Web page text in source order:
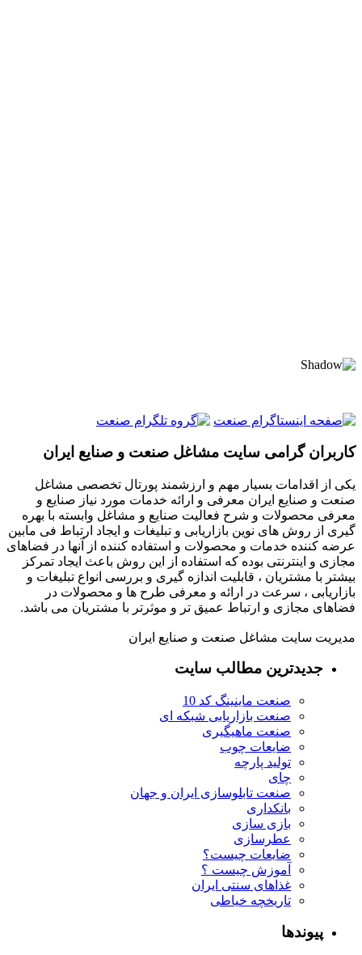
کاربران گرامی سایت مشاغل صنعت و صنایع ایران
یکی از اقدامات بسیار مهم و ارزشمند پورتال تخصصی مشاغل
صنعت و صنایع ایران معرفی و ارائه خدمات مورد نیاز صنایع و
معرفی محصولات و شرح فعالیت صنایع و مشاغل وابسته با بهره
گیری از روش های نوین بازاریابی و تبلیغات و ایجاد ارتباط فی مابین
عرضه کننده خدمات و محصولات و استفاده کننده از آنها در فضاهای
مجازی و اینترنتی بوده که استفاده از این روش باعث ایجاد تمرکز
بیشتر با مشتریان ، قابلیت اندازه گیری و بررسی انواع تبلیغات و
بازاریابی ، سرعت در ارائه و معرفی طرح ها و محصولات در
فضاهای مجازی و ارتباط عمیق تر و موثرتر با مشتریان می باشد.
مدیریت سایت مشاغل صنعت و صنایع ایران
جدیدترین مطالب سایت
صنعت ماینینگ کد 10
صنعت بازاریابی شبکه ای
صنعت ماهیگیری
ضایعات چوب
تولید پارچه
چای
صنعت تابلوسازی ایران و جهان
بانکداری
بازی سازی
عطرسازی
ضایعات چیست؟
آموزش چیست ؟
غذاهای سنتی ایران
تاریخچه خیاطی
پیوندها